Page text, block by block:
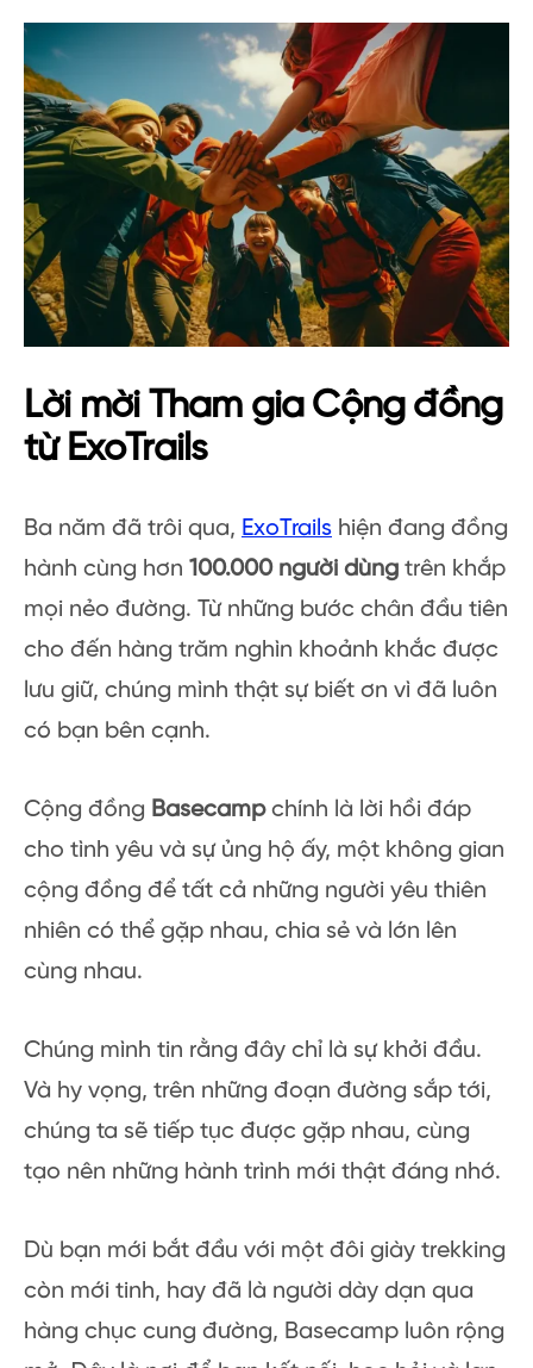
Lời mời Tham gia Cộng đồng
từ ExoTrails
Ba năm đã trôi qua, ExoTrails hiện đang đồng
hành cùng hơn 100.000 người dùng trên khắp
mọi nẻo đường. Từ những bước chân đầu tiên
cho đến hàng trăm nghìn khoảnh khắc được
lưu giữ, chúng mình thật sự biết ơn vì đã luôn
có bạn bên cạnh.
Cộng đồng Basecampchính là lời hồi đáp
cho tình yêu và sự ủng hộ ấy, một không gian
cộng đồng để tất cả những người yêu thiên
nhiên có thể gặp nhau, chia sẻ và lớn lên
cùng nhau.
Chúng mình tin rằng đây chỉ là sự khởi đầu.
Và hy vọng, trên những đoạn đường sắp tới,
chúng ta sẽ tiếp tục được gặp nhau, cùng
tạo nên những hành trình mới thật đáng nhớ.
Dù bạn mới bắt đầu với một đôi giày trekking
còn mới tinh, hay đã là người dày dạn qua
hàng chục cung đường, Basecamp luôn rộng